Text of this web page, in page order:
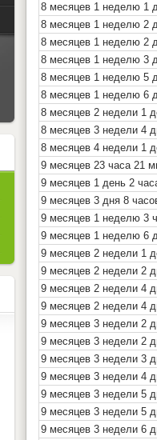
8 месяцев 1 неделю 1
8 месяцев 1 неделю 2
8 месяцев 1 неделю 2
8 месяцев 1 неделю 3
8 месяцев 1 неделю 5
8 месяцев 1 неделю 6
8 месяцев 2 недели 1
8 месяцев 3 недели 4
8 месяцев 4 недели 1
9 месяцев 23 часа 21
9 месяцев 1 день 2
9 месяцев 3 дня 8
9 месяцев 1 неделю 3
9 месяцев 1 неделю 6
9 месяцев 2 недели 1
9 месяцев 2 недели 2
9 месяцев 2 недели 4
9 месяцев 2 недели 4
9 месяцев 3 недели 2
9 месяцев 3 недели 2
9 месяцев 3 недели 3
9 месяцев 3 недели 4
9 месяцев 3 недели 5
9 месяцев 3 недели 5
9 месяцев 3 недели 6